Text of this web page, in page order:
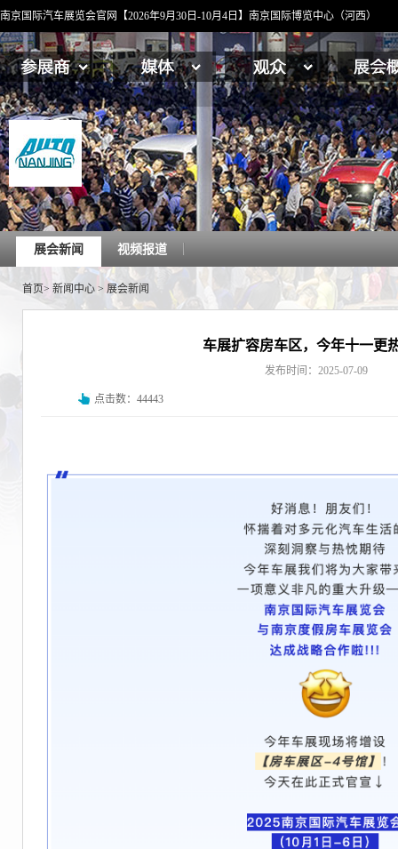
南京国际汽车展览会官网【2026年9月30日-10月4日】南京国际博览中心（河西）
展会新闻 视频报道
首页> 新闻中心 > 展会新闻
车展扩容房车区，今年十一更
发布时间：2025-07-09
点击数：44443